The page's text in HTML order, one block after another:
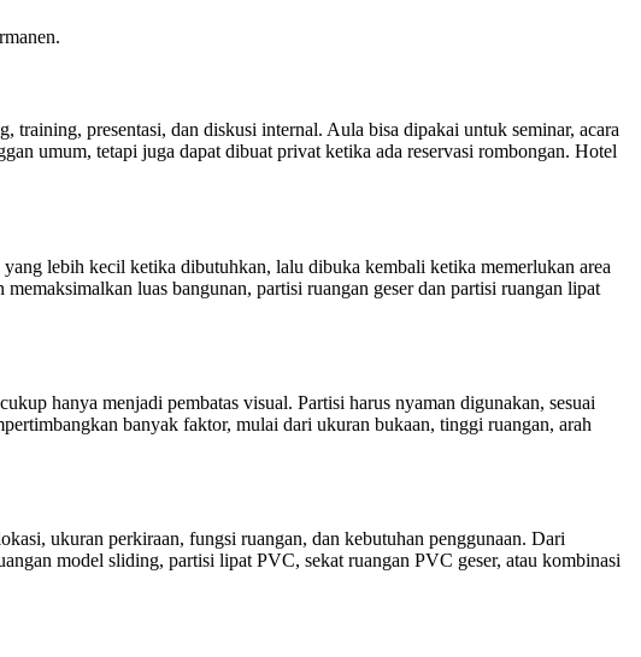
training, presentasi, dan diskusi internal. Aula bisa dipakai untuk seminar, acara
umum, tetapi juga dapat dibuat privat ketika ada reservasi rombongan. Hotel
lebih kecil ketika dibutuhkan, lalu dibuka kembali ketika memerlukan area
luas bangunan, partisi ruangan geser dan partisi ruangan lipat
hanya menjadi pembatas visual. Partisi harus nyaman digunakan, sesuai
banyak faktor, mulai dari ukuran bukaan, tinggi ruangan, arah
ukuran perkiraan, fungsi ruangan, dan kebutuhan penggunaan. Dari
model sliding, partisi lipat PVC, sekat ruangan PVC geser, atau kombinasi